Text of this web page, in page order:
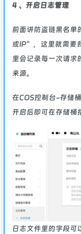
4 、开启日志管理
前面讲防盗链黑名
或IP”，这里就需要
里会记录每一次请求
来源。
在COS控制台-存储
开启后即可在存储桶
日志文件里的字段可